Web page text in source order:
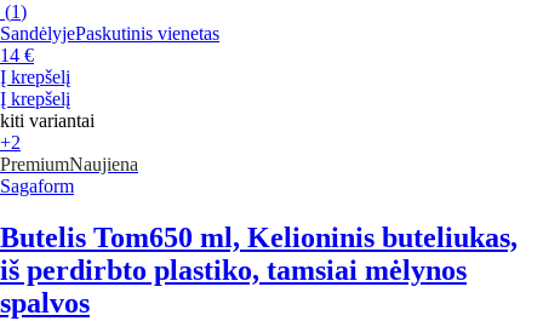
(1)
SandėlyjePaskutinis vienetas
14 €
Į krepšelį
Į krepšelį
kiti variantai
+2
PremiumNaujiena
Sagaform
Butelis Tom650 ml, Kelioninis buteliukas,
iš perdirbto plastiko, tamsiai mėlynos
spalvos